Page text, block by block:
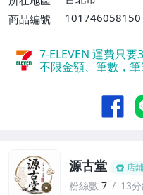
商品編號
101746058150
7-ELEVEN 運費只要
不限金額、筆數，筆
源古堂 店鋪
粉絲數 7 13